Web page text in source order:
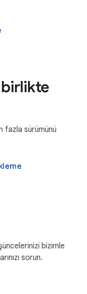
fazla sürümünü
bizimle
sorun.